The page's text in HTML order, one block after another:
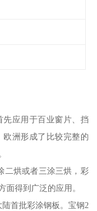
先应用于百业窗片、挡
欧洲形成了比较完整的
烘或者三涂三烘，彩
面得到广泛的应用。
首批彩涂钢板。宝钢2